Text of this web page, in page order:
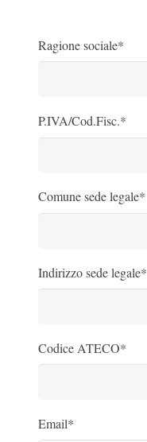
Ragione sociale*
P.IVA/Cod.Fisc.*
Comune sede legale*
Indirizzo sede legale*
Codice ATECO*
Email*